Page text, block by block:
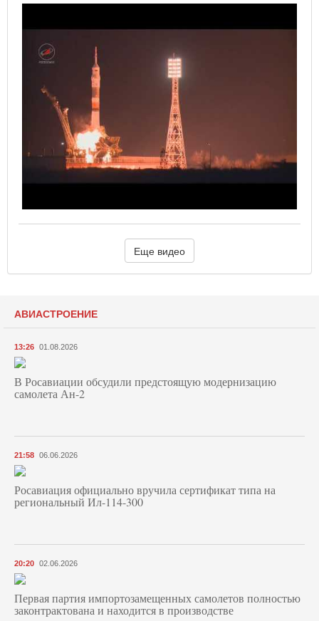
Еще видео
АВИАСТРОЕНИЕ
13:26 01.08.2026
В Росавиации обсудили предстоящую модернизацию
самолета Ан-2
21:58 06.06.2026
Росавиация официально вручила сертификат типа на
региональный Ил-114-300
20:20 02.06.2026
Первая партия импортозамещенных самолетов полностью
законтрактована и находится в производстве